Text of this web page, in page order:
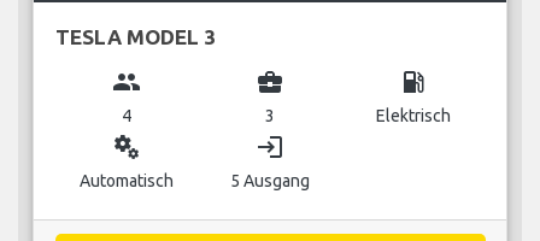
TESLA MODEL 3
group
4
business_center
3
local_gas_station
Elektrisch
miscellaneous_services
Automatisch
login
5 Ausgang